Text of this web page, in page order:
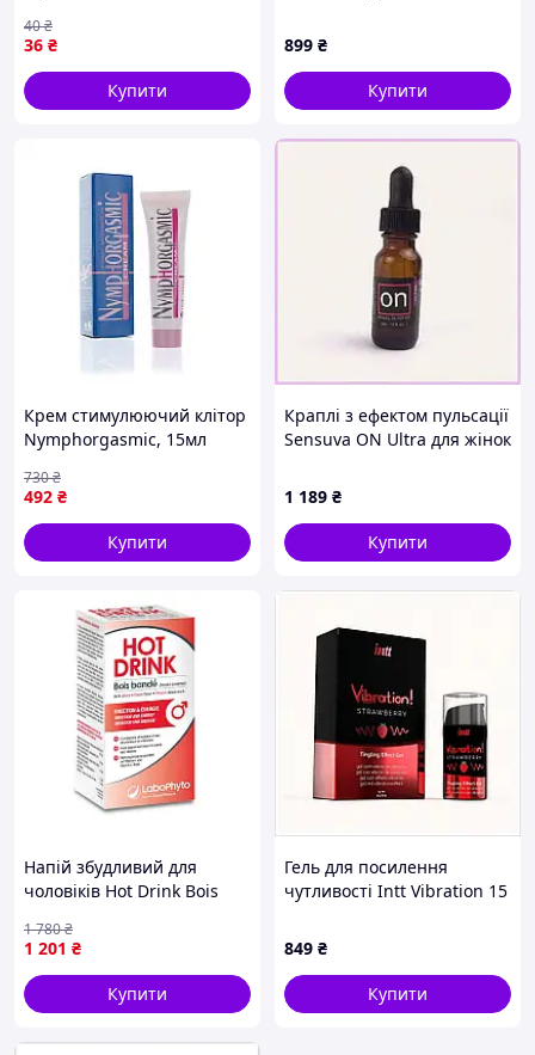
36 ₴
40₴
Купити
1255410TH
899 ₴
Купити
Крем стимулюючий клітор
Nymphorgasmic, 15мл
секс-шоп
492 ₴
730₴
Купити
Краплі з ефектом пульсації
Sensuva ON Ultra для жінок
1 189 ₴
Купити
Напій збудливий для
чоловіків Hot Drink Bois
1 201 ₴
1 780₴
Купити
Гель для посилення
чутливості Intt Vibration 15
849 ₴
Купити